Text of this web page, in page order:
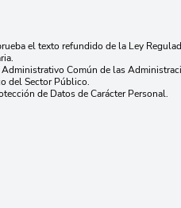
el texto refundido de la Ley
Común de las
del Sector Público.
de Datos de Carácter Personal.